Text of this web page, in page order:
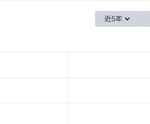
近5年